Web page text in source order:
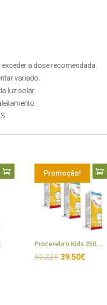
a dose recomendada.
variado.
luz solar.
Promoção!
Procerebro Kids 250ml Pack 3
62.22€ 39.50€